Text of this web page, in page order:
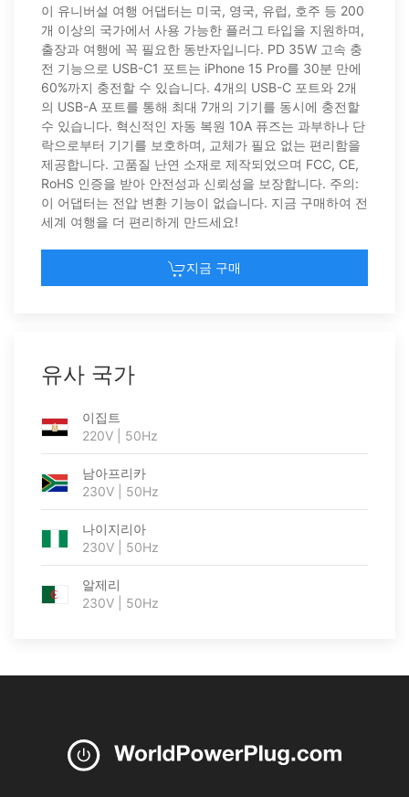
이 유니버설 여행 어댑터는 미국, 영국, 유럽, 호주 등 200
개 이상의 국가에서 사용 가능한 플러그 타입을 지원하며,
출장과 여행에 꼭 필요한 동반자입니다. PD 35W 고속 충
전 기능으로 USB-C1 포트는 iPhone 15 Pro를 30분 만에
60%까지 충전할 수 있습니다. 4개의 USB-C 포트와 2개
의 USB-A 포트를 통해 최대 7개의 기기를 동시에 충전할
수 있습니다. 혁신적인 자동 복원 10A 퓨즈는 과부하나 단
락으로부터 기기를 보호하며, 교체가 필요 없는 편리함을
제공합니다. 고품질 난연 소재로 제작되었으며 FCC, CE,
RoHS 인증을 받아 안전성과 신뢰성을 보장합니다. 주의:
이 어댑터는 전압 변환 기능이 없습니다. 지금 구매하여 전
세계 여행을 더 편리하게 만드세요!
지금 구매
유사 국가
이집트
220V | 50Hz
남아프리카
230V | 50Hz
나이지리아
230V | 50Hz
알제리
230V | 50Hz